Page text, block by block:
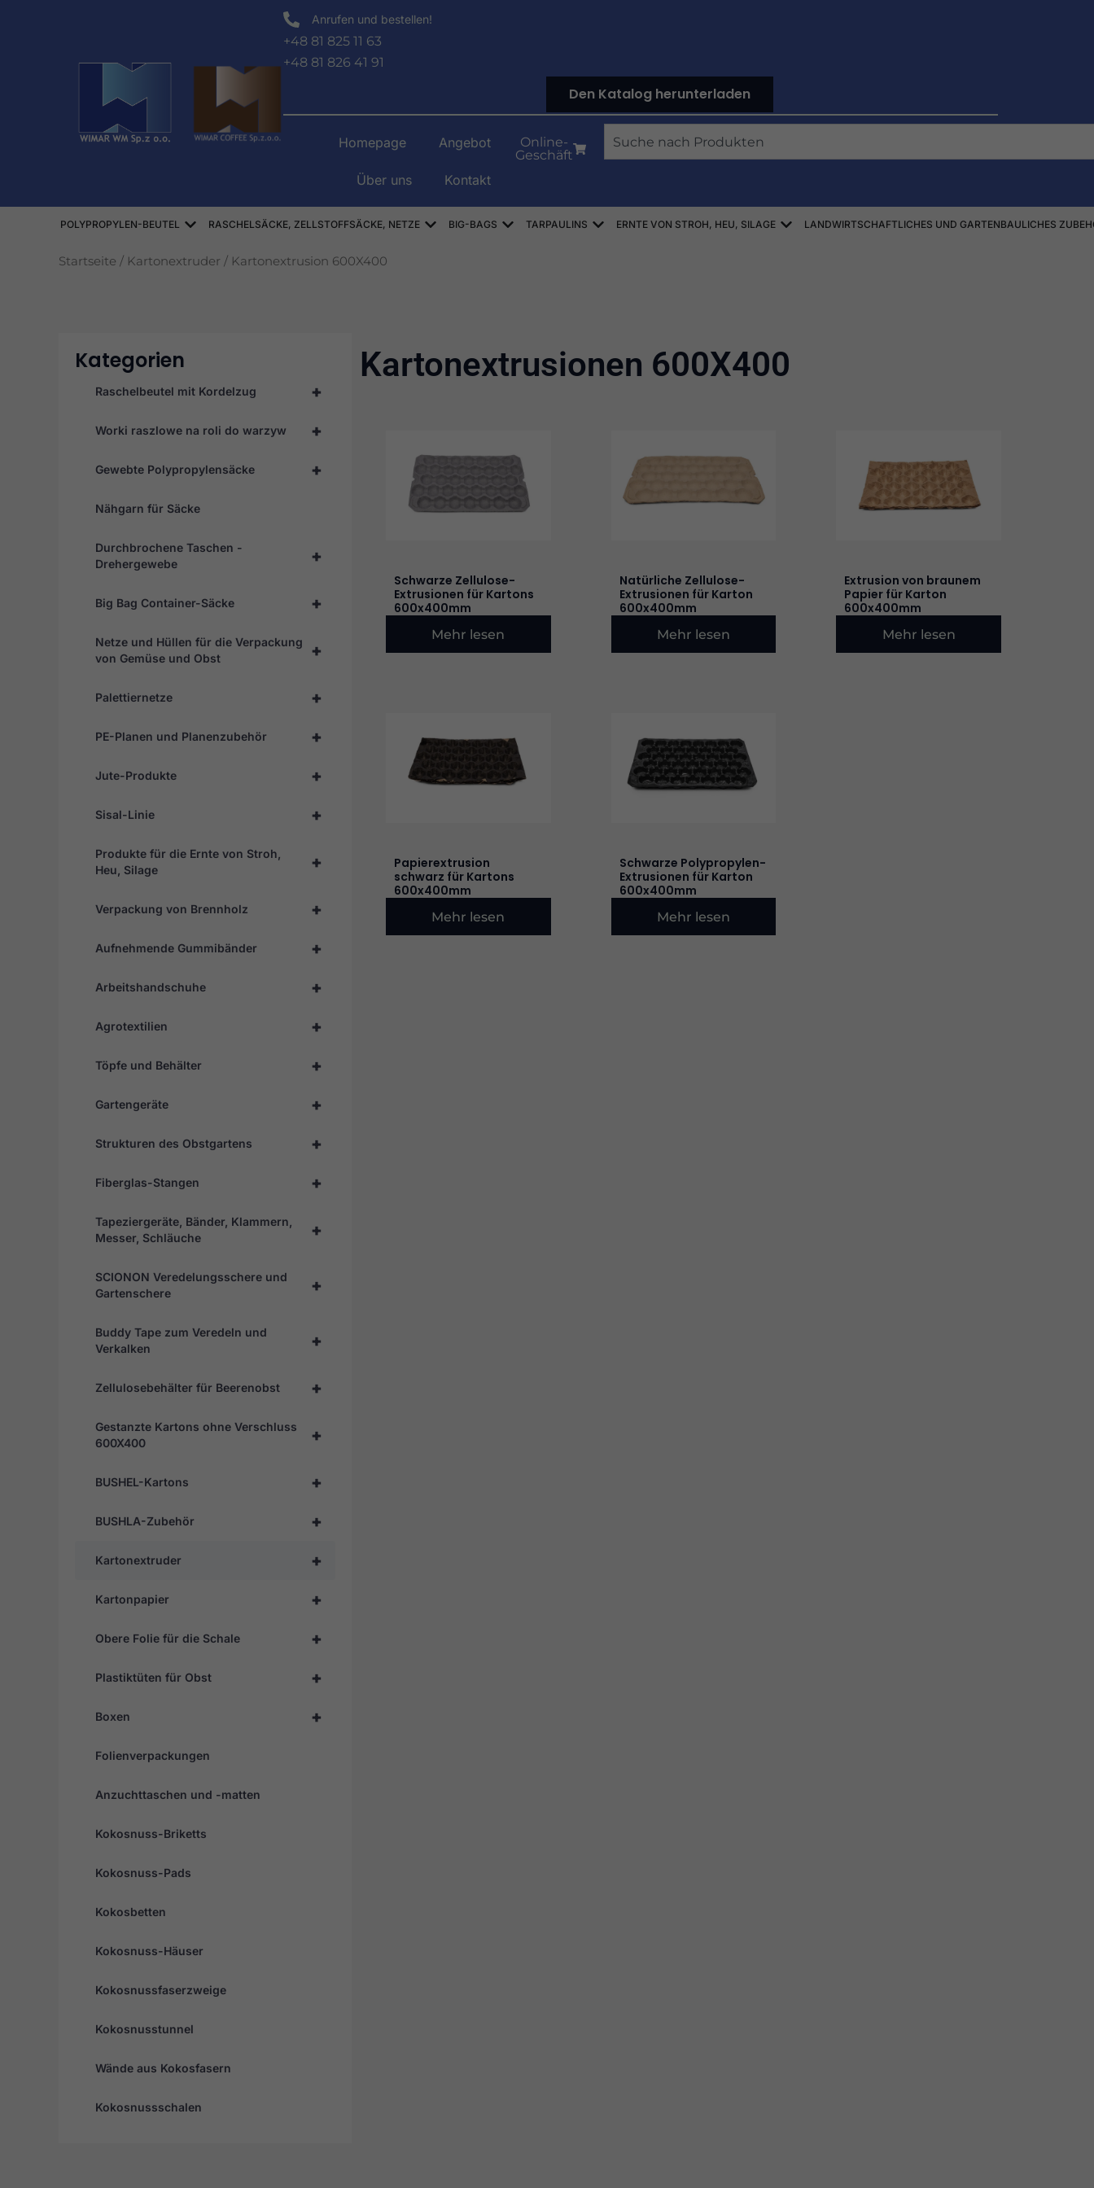
Anrufen und bestellen!
+48 81 825 11 63
+48 81 826 41 91
Den Katalog herunterladen
Homepage Angebot
Über uns Kontakt
Online-
Geschäft
Suche
POLYPROPYLEN-BEUTEL Offen WORKI POLIPROPYLENOWE
RASCHELSÄCKE, ZELLSTOFFSÄCKE, NETZE Offen WORKI RASZLOWE, AŻUROWE, SIATKI
BIG-BAGS Offen WORKI BIG-BAG
TARPAULINS Offen PLANDEKI
ERNTE VON STROH, HEU, SILAGE Offen ZBIÓR SŁOMY, SIANA, KISZONEK
LANDWIRTSCHAFTLICHES UND GARTENBAULICHES
Startseite / Kartonextruder / Kartonextrusion 600X400
Kategorien
+
Raschelbeutel mit Kordelzug
+
Worki raszlowe na roli do warzyw
+
Gewebte Polypropylensäcke
Nähgarn für Säcke
+
Durchbrochene Taschen -
Drehergewebe
+
Big Bag Container-Säcke
+
Netze und Hüllen für die Verpackung
von Gemüse und Obst
+
Palettiernetze
+
PE-Planen und Planenzubehör
+
Jute-Produkte
+
Sisal-Linie
+
Produkte für die Ernte von Stroh,
Heu, Silage
+
Verpackung von Brennholz
+
Aufnehmende Gummibänder
+
Arbeitshandschuhe
+
Agrotextilien
+
Töpfe und Behälter
+
Gartengeräte
+
Strukturen des Obstgartens
+
Fiberglas-Stangen
+
Tapeziergeräte, Bänder, Klammern,
Messer, Schläuche
+
SCIONON Veredelungsschere und
Gartenschere
+
Buddy Tape zum Veredeln und
Verkalken
+
Zellulosebehälter für Beerenobst
+
Gestanzte Kartons ohne Verschluss
600X400
+
BUSHEL-Kartons
+
BUSHLA-Zubehör
+
Kartonextruder
+
Kartonpapier
+
Obere Folie für die Schale
+
Plastiktüten für Obst
+
Boxen
Folienverpackungen
Anzuchttaschen und -matten
Kokosnuss-Briketts
Kokosnuss-Pads
Kokosbetten
Kokosnuss-Häuser
Kokosnussfaserzweige
Kokosnusstunnel
Wände aus Kokosfasern
Kokosnussschalen
Kartonextrusionen 600X400
Schwarze Zellulose-
Extrusionen für Kartons
600x400mm
Mehr lesen
Natürliche Zellulose-
Extrusionen für Karton
600x400mm
Mehr lesen
Extrusion von braunem
Papier für Karton
600x400mm
Mehr lesen
Papierextrusion
schwarz für Kartons
600x400mm
Mehr lesen
Schwarze Polypropylen-
Extrusionen für Karton
600x400mm
Mehr lesen